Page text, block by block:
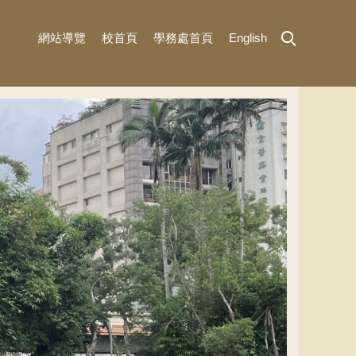
網站導覽 校首頁 學務處首頁 English